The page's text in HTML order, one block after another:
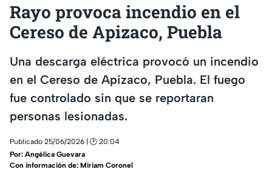
Rayo provoca incendio en el
Cereso de Apizaco, Puebla
Una descarga eléctrica provocó un incendio
en el Cereso de Apizaco, Puebla. El fuego
fue controlado sin que se reportaran
personas lesionadas.
Publicado 25/06/2026 | 🕑 20:04
Por: Angélica Guevara
Con información de: Miriam Coronel